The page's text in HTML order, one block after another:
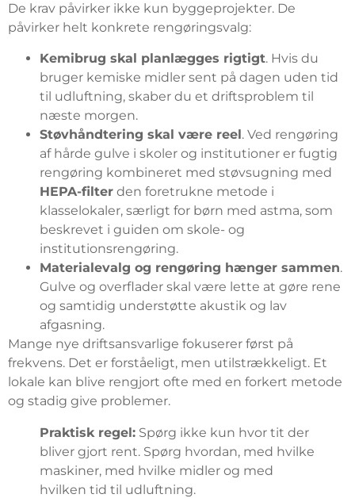
De krav påvirker ikke kun byggeprojekter. De
påvirker helt konkrete rengøringsvalg:
Kemibrug skal planlægges rigtigt. Hvis du
bruger kemiske midler sent på dagen uden tid
til udluftning, skaber du et driftsproblem til
næste morgen.
Støvhåndtering skal være reel. Ved rengøring
af hårde gulve i skoler og institutioner er fugtig
rengøring kombineret med støvsugning med
HEPA-filter den foretrukne metode i
klasselokaler, særligt for børn med astma, som
beskrevet i guiden om skole- og
institutionsrengøring.
Materialevalg og rengøring hænger sammen.
Gulve og overflader skal være lette at gøre rene
og samtidig understøtte akustik og lav
afgasning.
Mange nye driftsansvarlige fokuserer først på
frekvens. Det er forståeligt, men utilstrækkeligt. Et
lokale kan blive rengjort ofte med en forkert metode
og stadig give problemer.
Praktisk regel: Spørg ikke kun hvor tit der
bliver gjort rent. Spørg hvordan, med hvilke
maskiner, med hvilke midler og med
hvilken tid til udluftning.